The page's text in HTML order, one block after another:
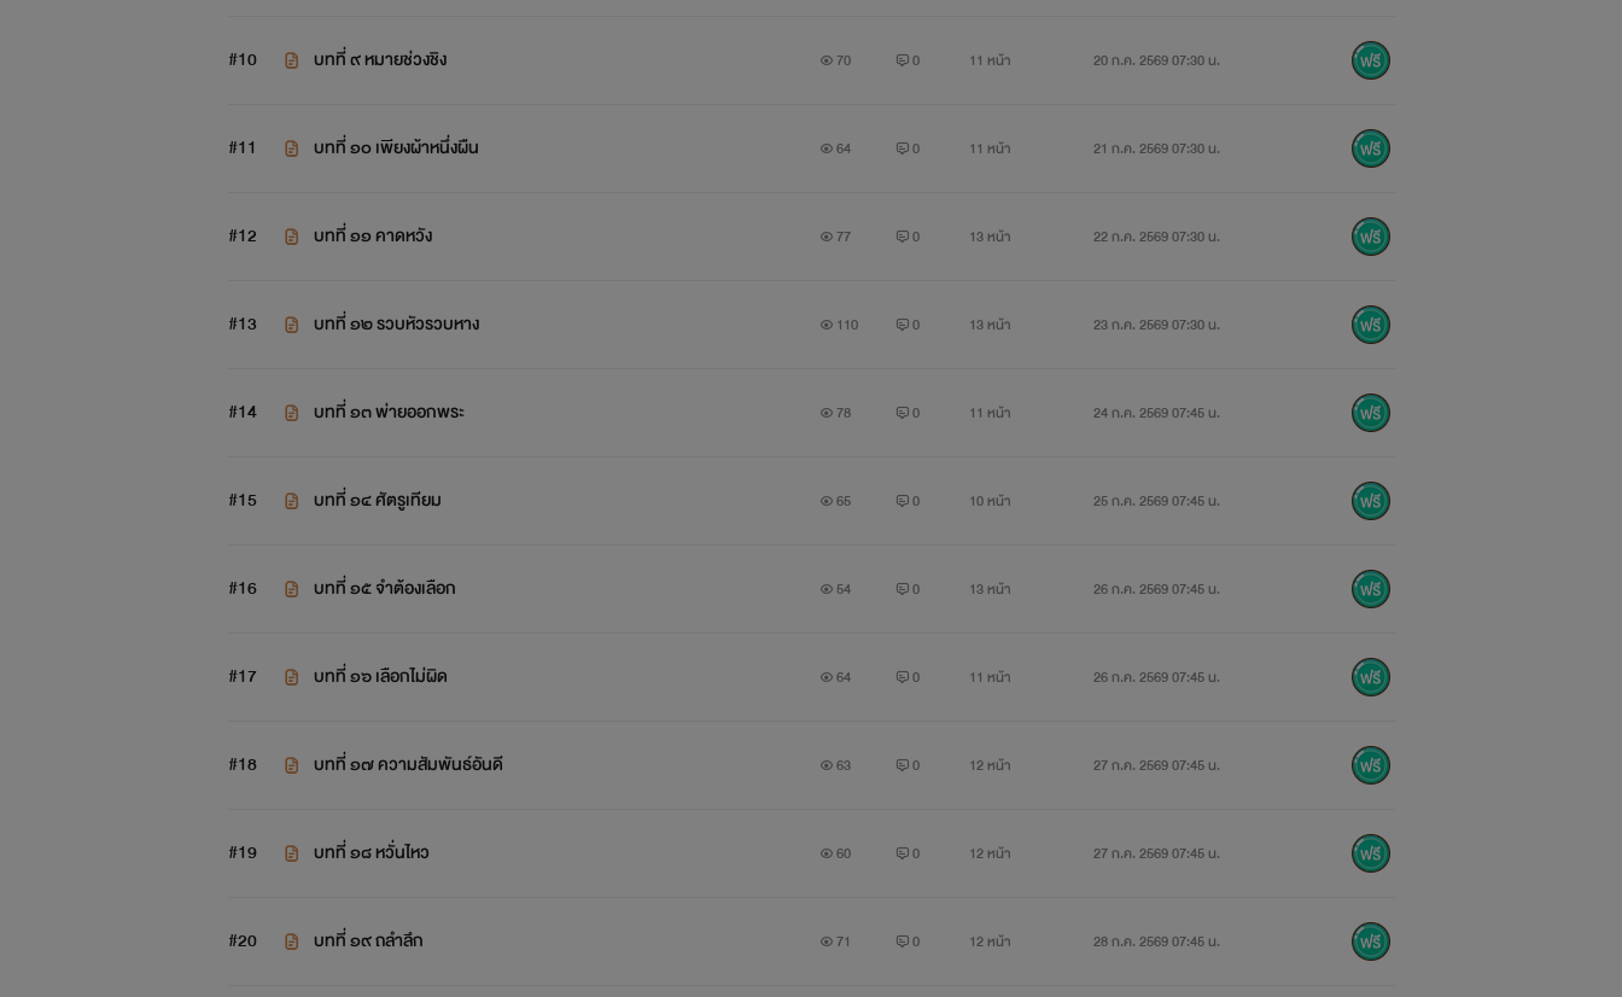
#10 บทที่ ๙ หมายช่วงชิง 70 0 11 หน้า 20 ก.ค. 2569 07:30 น.
#11 บทที่ ๑๐ เพียงผ้าหนึ่งผืน 64 0 11 หน้า 21 ก.ค. 2569 07:30 น.
#12 บทที่ ๑๑ คาดหวัง 77 0 13 หน้า 22 ก.ค. 2569 07:30 น.
#13 บทที่ ๑๒ รวบหัวรวบหาง 110 0 13 หน้า 23 ก.ค. 2569 07:30 น.
#14 บทที่ ๑๓ พ่ายออกพระ 78 0 11 หน้า 24 ก.ค. 2569 07:45 น.
#15 บทที่ ๑๔ ศัตรูเทียม 65 0 10 หน้า 25 ก.ค. 2569 07:45 น.
#16 บทที่ ๑๕ จำต้องเลือก 54 0 13 หน้า 26 ก.ค. 2569 07:45 น.
#17 บทที่ ๑๖ เลือกไม่ผิด 64 0 11 หน้า 26 ก.ค. 2569 07:45 น.
#18 บทที่ ๑๗ ความสัมพันธ์อันดี 63 0 12 หน้า 27 ก.ค. 2569 07:45 น.
#19 บทที่ ๑๘ หวั่นไหว 60 0 12 หน้า 27 ก.ค. 2569 07:45 น.
#20 บทที่ ๑๙ ถลำลึก 71 0 12 หน้า 28 ก.ค. 2569 07:45 น.